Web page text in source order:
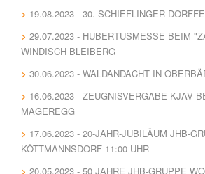
19.08.2023 - 30. SCHIEFLINGER
29.07.2023 - HUBERTUSMESSE BEIM
WINDISCH BLEIBERG
30.06.2023 - WALDANDACHT IN
16.06.2023 - ZEUGNISVERGABE KJAV
MAGEREGG
17.06.2023 - 20-JAHR-JUBILÄUM JHB-
KÖTTMANNSDORF 11:00 UHR
20.05.2023 - 50 JAHRE JHB-GRUPPE